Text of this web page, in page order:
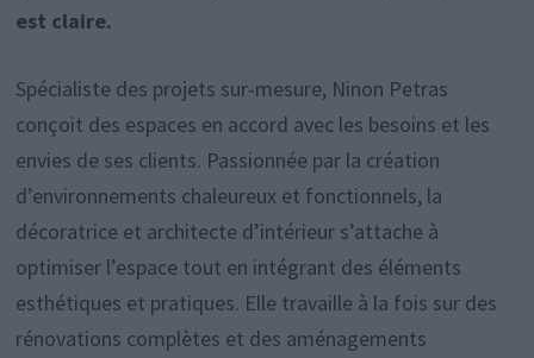
est claire.
Spécialiste des projets sur-mesure, Ninon Petras
conçoit des espaces en accord avec les besoins et les
envies de ses clients. Passionnée par la création
d’environnements chaleureux et fonctionnels, la
décoratrice et architecte d’intérieur s’attache à
optimiser l’espace tout en intégrant des éléments
esthétiques et pratiques. Elle travaille à la fois sur des
rénovations complètes et des aménagements